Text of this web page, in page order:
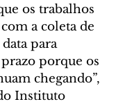
os trabalhos
a coleta de
para
prazo porque os
chegando”,
Instituto